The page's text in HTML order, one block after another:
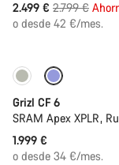
2.499 € Precio
original
2.799 €
o desde 42 €/mes.
Grizl CF 6
SRAM Apex XPLR,
1.999 €
o desde 34 €/mes.